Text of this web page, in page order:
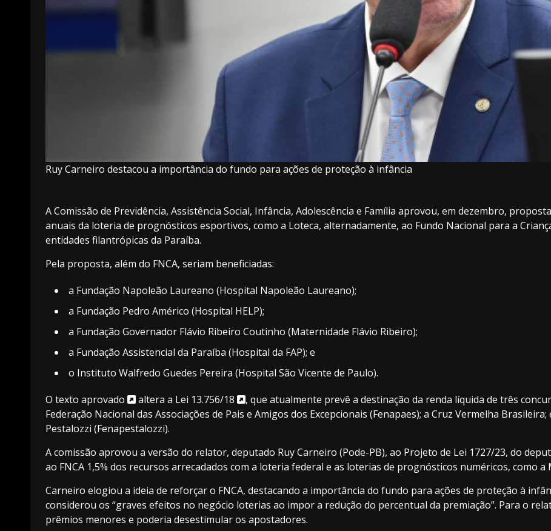
Ruy Carneiro destacou a importância do fundo para ações de proteção à infância
A Comissão de Previdência, Assistência Social, Infância, Adolescência e Família aprovou, em dezembro,
anuais da loteria de prognósticos esportivos, como a Loteca, alternadamente, ao Fundo Nacional para a
entidades filantrópicas da Paraíba.
Pela proposta, além do FNCA, seriam beneficiadas:
a Fundação Napoleão Laureano (Hospital Napoleão Laureano);
a Fundação Pedro Américo (Hospital HELP);
a Fundação Governador Flávio Ribeiro Coutinho (Maternidade Flávio Ribeiro);
a Fundação Assistencial da Paraíba (Hospital da FAP); e
o Instituto Walfredo Guedes Pereira (Hospital São Vicente de Paulo).
O texto aprovado altera a Lei 13.756/18
, que atualmente prevê a destinação da renda líquida de três
Federação Nacional das Associações de Pais e Amigos dos Excepcionais (Fenapaes); a Cruz Vermelha
Pestalozzi (Fenapestalozzi).
A comissão aprovou a versão do relator, deputado Ruy Carneiro (Pode-PB), ao Projeto de Lei 1727/23, do
ao FNCA 1,5% dos recursos arrecadados com a loteria federal e as loterias de prognósticos numéricos, como a
Carneiro elogiou a ideia de reforçar o FNCA, destacando a importância do fundo para ações de proteção à
considerou os “graves efeitos no negócio loterias ao impor a redução do percentual da premiação”. Para o
prêmios menores e poderia desestimular os apostadores.